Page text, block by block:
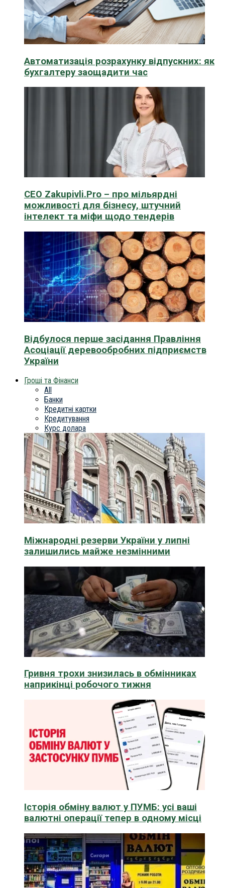
Автоматизація розрахунку відпускних: як
бухгалтеру заощадити час
CEO Zakupivli.Pro – про мільярдні
можливості для бізнесу, штучний
інтелект та міфи щодо тендерів
Відбулося перше засідання Правління
Асоціації деревообробних підприємств
України
Гроші та Фінанси
All
Банки
Кредитні картки
Кредитування
Курс долара
Міжнародні резерви України у липні
залишились майже незмінними
Гривня трохи знизилась в обмінниках
наприкінці робочого тижня
Історія обміну валют у ПУМБ: усі ваші
валютні операції тепер в одному місці